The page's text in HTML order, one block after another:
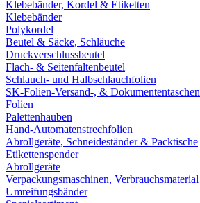
Klebebänder, Kordel & Etiketten
Klebebänder
Polykordel
Beutel & Säcke, Schläuche
Druckverschlussbeutel
Flach- & Seitenfaltenbeutel
Schlauch- und Halbschlauchfolien
SK-Folien-Versand-, & Dokumententaschen
Folien
Palettenhauben
Hand-Automatenstrechfolien
Abrollgeräte, Schneideständer & Packtische
Etikettenspender
Abrollgeräte
Verpackungsmaschinen, Verbrauchsmaterial
Umreifungsbänder